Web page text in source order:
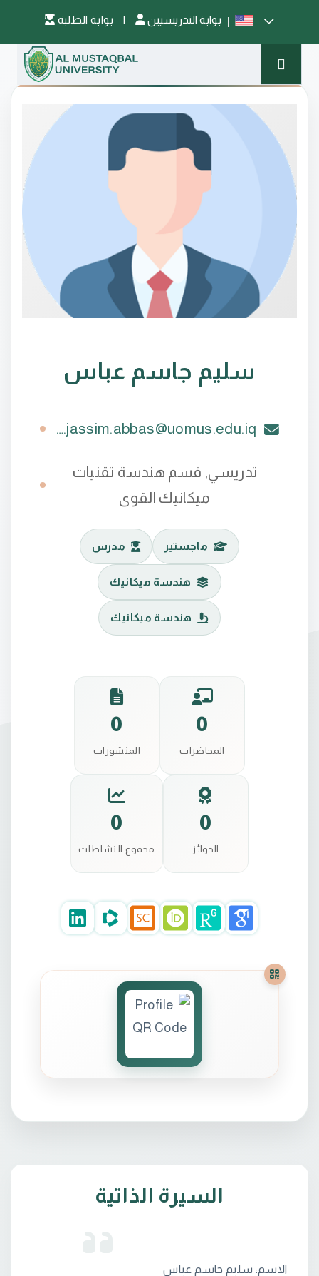
| بوابة التدريسيين
سليم جاسم عباس
saleem.jassim.abbas@uomus.edu.iq
تدريسي, قسم هندسة تقنيات
ميكانيك القوى
ماجستير مدرس
هندسة ميكانيك
هندسة ميكانيك
0
المحاضرات
0
المنشورات
0
الجوائز
0
مجموع النشاطات
السيرة الذاتية
الاسم: سليم جاسم عباس